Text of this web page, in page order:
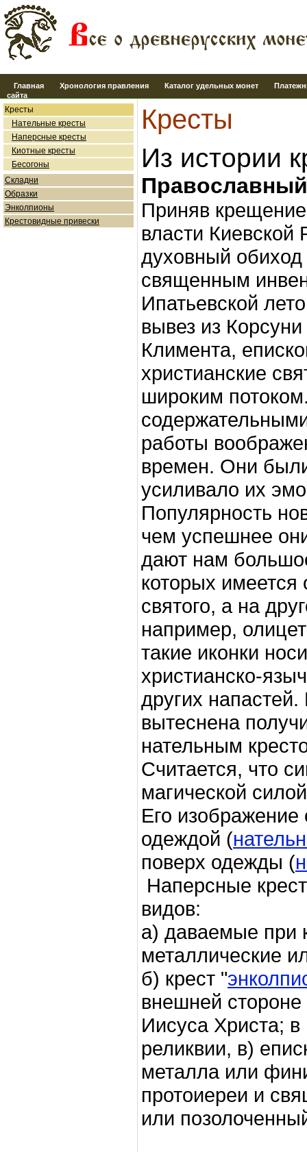
Главная Хронология правления Каталог удельных монет
сайта
Кресты
Нательные кресты
Наперсные кресты
Киотные кресты
Бесогоны
Складни
Образки
Энколпионы
Крестовидные привески
Кресты
Из истории
Приняв
власти Киевской
духовный
священным
Ипатьевской
вывез из
Климента,
христианские
широким
работы
времен. Они
усиливало их
Популярность
чем успешнее
дают нам
которых имеется
святого, а на
например,
такие иконки
христианско-
других
вытеснена
нательным
Считается, что
магической
Его
одеждой (
поверх одежды (
Наперсные
видов:
а) даваемые при
металлические
б) крест "
внешней
Иисуса Христа;
реликвии, в)
металла или
протоиереи и
или